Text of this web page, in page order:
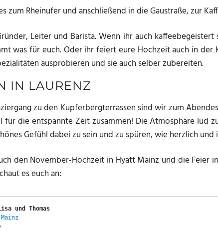
zum Rheinufer und anschließend in die Gaustraße, zur
Leiter und Barista. Wenn ihr auch
was für euch. Oder ihr feiert eure Hochzeit auch in der
ausprobieren und sie auch selber zubereiten.
IN LAURENZ
zu den Kupferbergterrassen sind wir zum
für die entspannte Zeit zusammen! Die Atmosphäre lud
Gefühl dabei zu sein und zu spüren, wie herzlich
den November-Hochzeit in Hyatt Mainz und die Feier
es euch an:
und Thomas